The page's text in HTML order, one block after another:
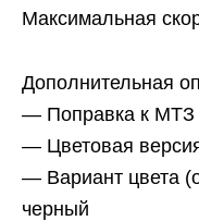
Максимальная
Дополнительная
— Поправка к
— Цветовая
— Вариант цвета
черный